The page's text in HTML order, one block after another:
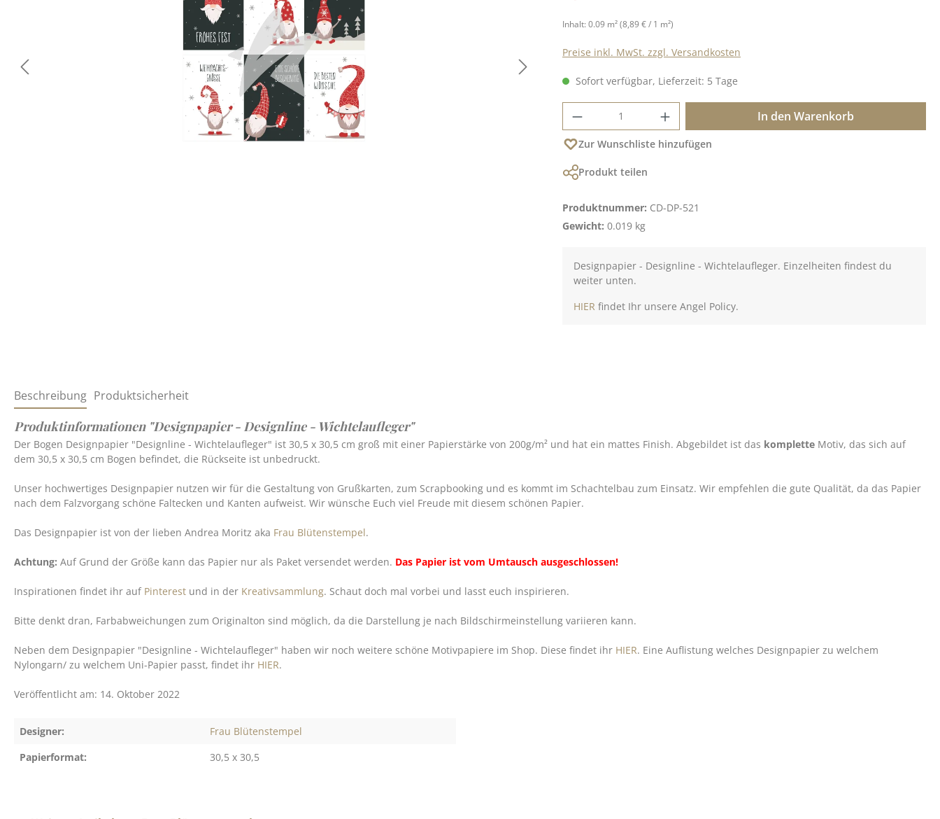
Inhalt: 0.09 m²(8,89 € / 1 m²)
Preise inkl. MwSt. zzgl. Versandkosten
Sofort verfügbar, Lieferzeit: 5 Tage
Produkt Anzahl: Gib den gewünschten Wert
In den Warenkorb
Zur Wunschliste hinzufügen
Produkt teilen
Produktnummer: CD-DP-521
Gewicht: 0.019 kg
Designpapier - Designline - Wichtelaufleger. Einzelheiten findest du
weiter unten.
HIER findet Ihr unsere Angel Policy.
Beschreibung Produktsicherheit
Produktinformationen "Designpapier - Designline - Wichtelaufleger"
Der Bogen Designpapier "Designline - Wichtelaufleger" ist 30,5 x 30,5 cm groß mit einer Papierstärke von 200g/m² und hat ein mattes Finish. Abgebildet ist das komplette Motiv, das sich auf
dem 30,5 x 30,5 cm Bogen befindet, die Rückseite ist unbedruckt.
Unser hochwertiges Designpapier nutzen wir für die Gestaltung von Grußkarten, zum Scrapbooking und es kommt im Schachtelbau zum Einsatz. Wir empfehlen die gute Qualität, da das Papier
nach dem Falzvorgang schöne Faltecken und Kanten aufweist. Wir wünsche Euch viel Freude mit diesem schönen Papier.
Das Designpapier ist von der lieben Andrea Moritz aka Frau Blütenstempel.
Achtung: Auf Grund der Größe kann das Papier nur als Paket versendet werden. Das Papier ist vom Umtausch ausgeschlossen!
Inspirationen findet ihr auf Pinterest und in der Kreativsammlung. Schaut doch mal vorbei und lasst euch inspirieren.
Bitte denkt dran, Farbabweichungen zum Originalton sind möglich, da die Darstellung je nach Bildschirmeinstellung variieren kann.
Neben dem Designpapier "Designline - Wichtelaufleger" haben wir noch weitere schöne Motivpapiere im Shop. Diese findet ihr HIER. Eine Auflistung welches Designpapier zu welchem
Nylongarn/ zu welchem Uni-Papier passt, findet ihr HIER.
Veröffentlicht am: 14. Oktober 2022
Designer:
Frau Blütenstempel
Papierformat:
30,5 x 30,5